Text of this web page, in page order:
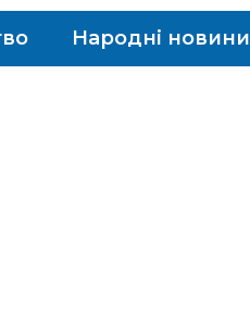
Народні новини